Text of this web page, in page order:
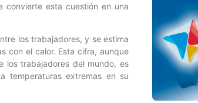
convierte esta cuestión en una
los trabajadores, y se estima
con el calor. Esta cifra, aunque
los trabajadores del mundo, es
temperaturas extremas en su